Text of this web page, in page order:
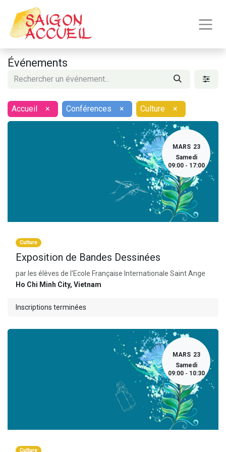
Événements
Accueil × Conférences × Culture ×
MARS 23
Samedi
09:00 - 17:00
Culture
Exposition de Bandes Dessinées
par les élèves de l'Ecole Française Internationale Saint Ange
Ho Chi Minh City, Vietnam
Inscriptions terminées
MARS 23
Samedi
09:00 - 10:30
Culture